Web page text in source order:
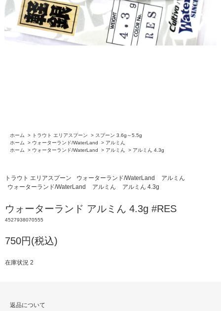
ホーム > トラウト エリアスプーン > スプーン 3.6g～5.5g
ホーム
> ウォーターランド/WaterLand > アルミん
ホーム
> ウォーターランド/WaterLand > アルミん > アルミん 4.3g
トラウト エリアスプーン ウォーターランド/WaterLand
アルミん
ウォーターランド/WaterLand
アルミん アルミん 4.3g
ウォーターランド アルミん 4.3g #RES
4527938070555
750円(税込)
在庫状況 2
返品について